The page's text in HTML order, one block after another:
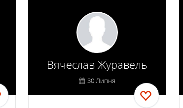
Вячеслав Журавель
30 Липня